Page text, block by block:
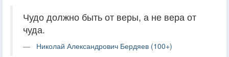
Чудо должно быть от веры, а не вера от
чуда.
Николай Александрович Бердяев (100+)